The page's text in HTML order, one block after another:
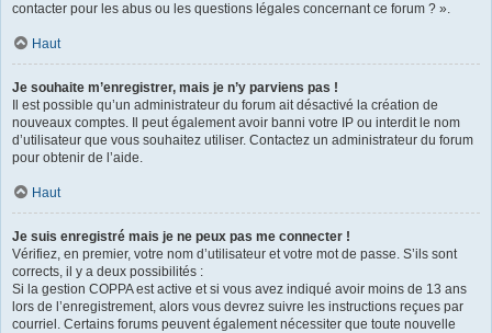
contacter pour les abus ou les questions légales concernant ce forum ? ».
Haut
Je souhaite m’enregistrer, mais je n’y parviens pas !
Il est possible qu’un administrateur du forum ait désactivé la création de
nouveaux comptes. Il peut également avoir banni votre IP ou interdit le nom
d’utilisateur que vous souhaitez utiliser. Contactez un administrateur du forum
pour obtenir de l’aide.
Haut
Je suis enregistré mais je ne peux pas me connecter !
Vérifiez, en premier, votre nom d’utilisateur et votre mot de passe. S’ils sont
corrects, il y a deux possibilités :
Si la gestion COPPA est active et si vous avez indiqué avoir moins de 13 ans
lors de l’enregistrement, alors vous devrez suivre les instructions reçues par
courriel. Certains forums peuvent également nécessiter que toute nouvelle